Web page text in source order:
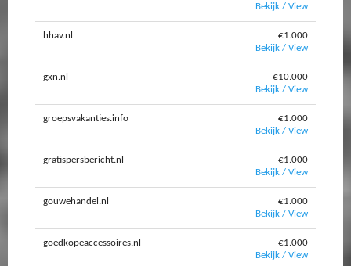
Bekijk / View
hhav.nl
€1.000
Bekijk / View
gxn.nl
€10.000
Bekijk / View
groepsvakanties.info
€1.000
Bekijk / View
gratispersbericht.nl
€1.000
Bekijk / View
gouwehandel.nl
€1.000
Bekijk / View
goedkopeaccessoires.nl
€1.000
Bekijk / View